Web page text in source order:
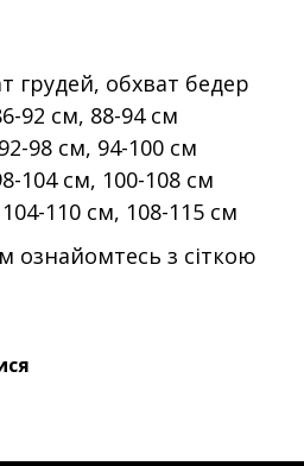
грудей, обхват бедер
92 см, 88-94 см
98 см, 94-100 см
104 см, 100-108 см
110 см, 108-115 см
ознайомтесь з сіткою